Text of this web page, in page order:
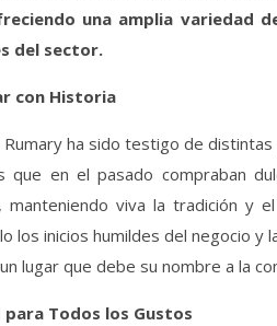
una amplia variedad
del sector.
con Historia
ha sido testigo de
que en el pasado compraban
viva la tradición y
los inicios humildes del negocio y
lugar que debe su nombre a la
Todos los Gustos